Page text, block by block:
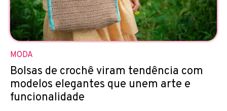
MODA
Bolsas de crochê viram tendência com
modelos elegantes que unem arte e
funcionalidade